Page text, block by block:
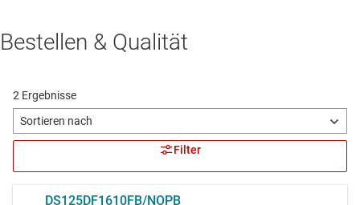
Bestellen & Qualität